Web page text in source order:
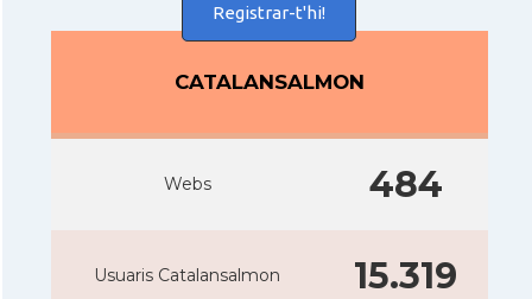
Registrar-t'hi!
CATALANSALMON
Webs 484
Usuaris Catalansalmon 15.319